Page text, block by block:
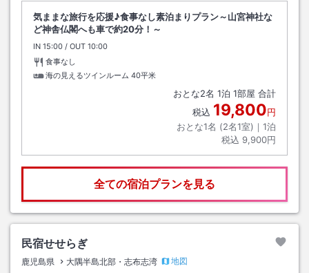
気ままな旅行を応援♪食事なし素泊まりプラン～山宮神社な
ど神舎仏閣へも車で約20分！～
IN チェックイン
15:00 / OUT チェックアウト
10:00
食事なし
海の見えるツインルーム 40平米
おとな2名 1泊 1部屋 合計
税込 19,800円
おとな1名 (2名1室)｜ 1泊
税込 9,900円
全ての宿泊プランを見る
民宿せせらぎ
鹿児島県 大隅半島北部・志布志湾
地図